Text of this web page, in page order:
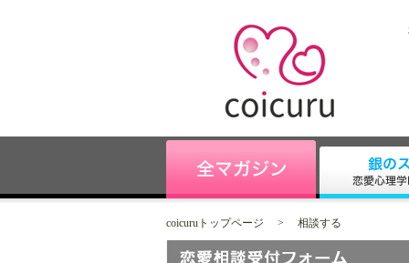
coicuruトップページ > 相談する